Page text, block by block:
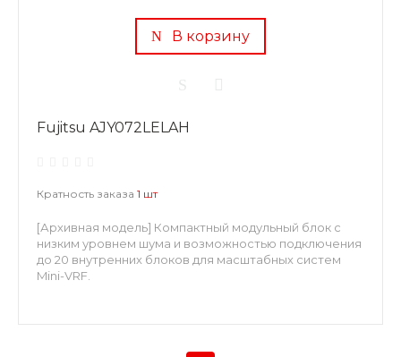
В корзину
Fujitsu AJY072LELAH
Кратность заказа 1 шт
[Архивная модель] Компактный модульный блок с
низким уровнем шума и возможностью подключения
до 20 внутренних блоков для масштабных систем
Mini-VRF.